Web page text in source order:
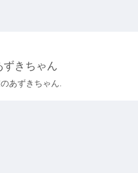
ずきちゃん
あずきちゃん.